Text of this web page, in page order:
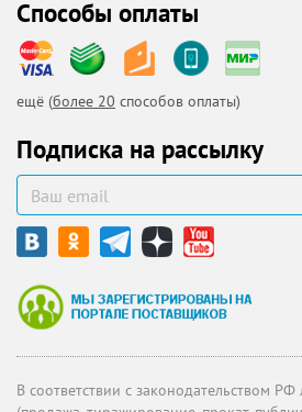
Способы оплаты
ещё (более 20 способов оплаты)
Подписка на рассылку
В соответствии с законодательством